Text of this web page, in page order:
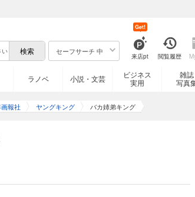
セーフサーチ 中
来店pt
Get!
閲覧履歴
ラノベ 小説・文芸
ビジネス
実用
雑誌
写真
報社 ヤングキング バカ姉弟キング